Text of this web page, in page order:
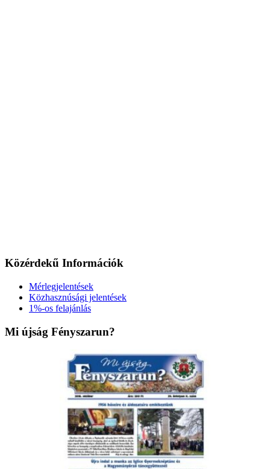
Közérdekű Információk
Mérlegjelentések
Közhasznúsági jelentések
1%-os felajánlás
Mi újság Fényszarun?